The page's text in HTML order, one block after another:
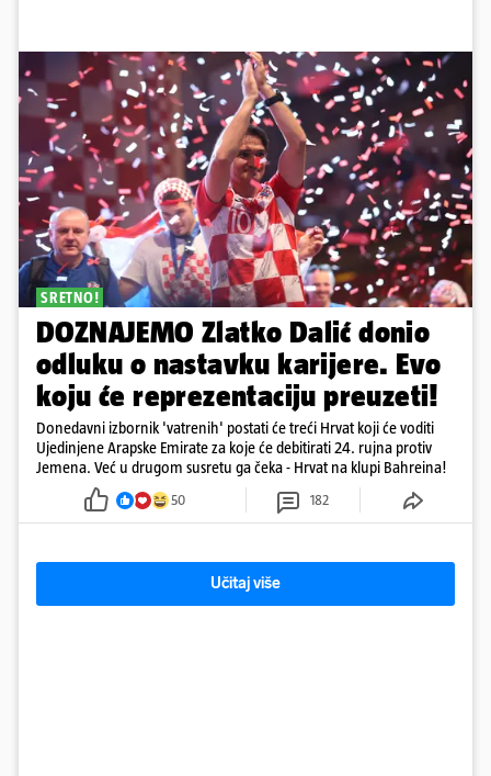
SRETNO!
DOZNAJEMO Zlatko Dalić donio
odluku o nastavku karijere. Evo
koju će reprezentaciju preuzeti!
Donedavni izbornik 'vatrenih' postati će treći Hrvat koji će voditi
Ujedinjene Arapske Emirate za koje će debitirati 24. rujna protiv
Jemena. Već u drugom susretu ga čeka - Hrvat na klupi Bahreina!
50 182
Učitaj više